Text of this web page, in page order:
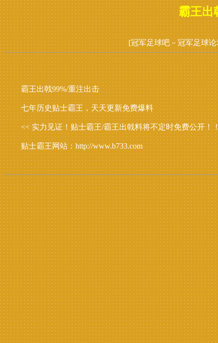
霸王出
[冠军足球吧－冠军足球
霸王出戟99%/重注出击
七年历史贴士霸王，天天更新免费爆料
<< 实力见证！贴士霸王/霸王出戟料将不定时免费公开！
贴士霸王网站：http://www.b733.com